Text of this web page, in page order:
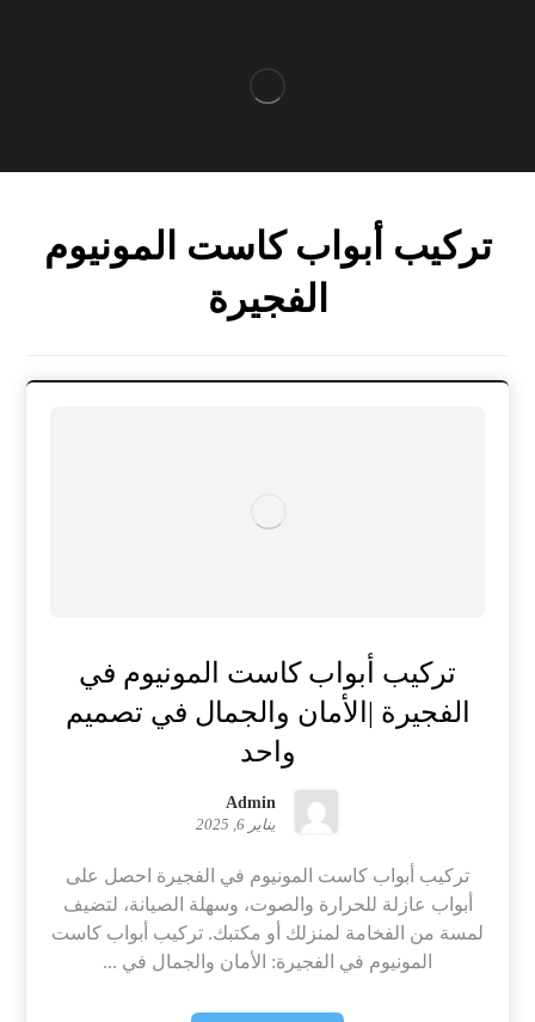
تركيب أبواب كاست المونيوم
الفجيرة
تركيب أبواب كاست المونيوم في
الفجيرة |الأمان والجمال في تصميم
واحد
Admin
يناير 6, 2025
تركيب أبواب كاست المونيوم في الفجيرة احصل على
أبواب عازلة للحرارة والصوت، وسهلة الصيانة، لتضيف
لمسة من الفخامة لمنزلك أو مكتبك. تركيب أبواب كاست
المونيوم في الفجيرة: الأمان والجمال في ...